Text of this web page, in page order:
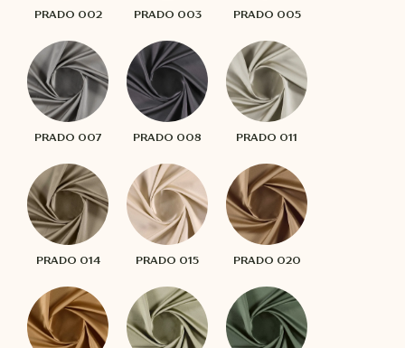
PRADO 002 PRADO 003 PRADO 005
PRADO 007 PRADO 008 PRADO 011
PRADO 014 PRADO 015 PRADO 020